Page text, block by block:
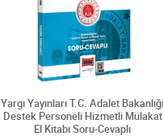
Yargı Yayınları T.C. Adalet Bakanlığı
Destek Personeli Hizmetli Mülakat
El Kitabı Soru-Cevaplı